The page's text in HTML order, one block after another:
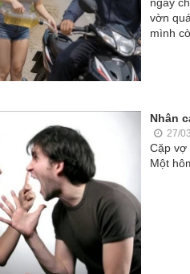
vờn
mình
Nhân
27/
Cặp vợ
Một